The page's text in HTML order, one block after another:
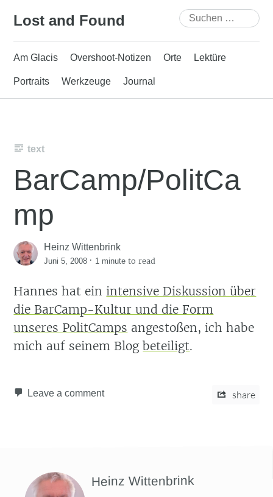
Lost and Found
Suchen
nach:
Am Glacis Overshoot-Notizen Orte Lektüre
Portraits Werkzeuge Journal
text
BarCamp/PolitCa
mp
Heinz Wittenbrink
Juni 5, 2008 · 1 minute to read
Hannes hat einintensive Diskussion über
die BarCamp-Kultur und die Form
unseres PolitCamps angestoßen, ich habe
mich auf seinem Blogbeteiligt.
Leave a comment share
Heinz Wittenbrink